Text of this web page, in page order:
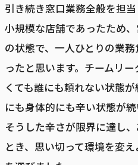
引き続き窓口業務全般を担当
小規模な店舗であったため
の状態で、一人ひとりの業
ったと思います。チームリ
くても誰にも頼れない状態
にも身体的にも辛い状態が続
そうした辛さが限界に達し
とき、思い切って環境を変